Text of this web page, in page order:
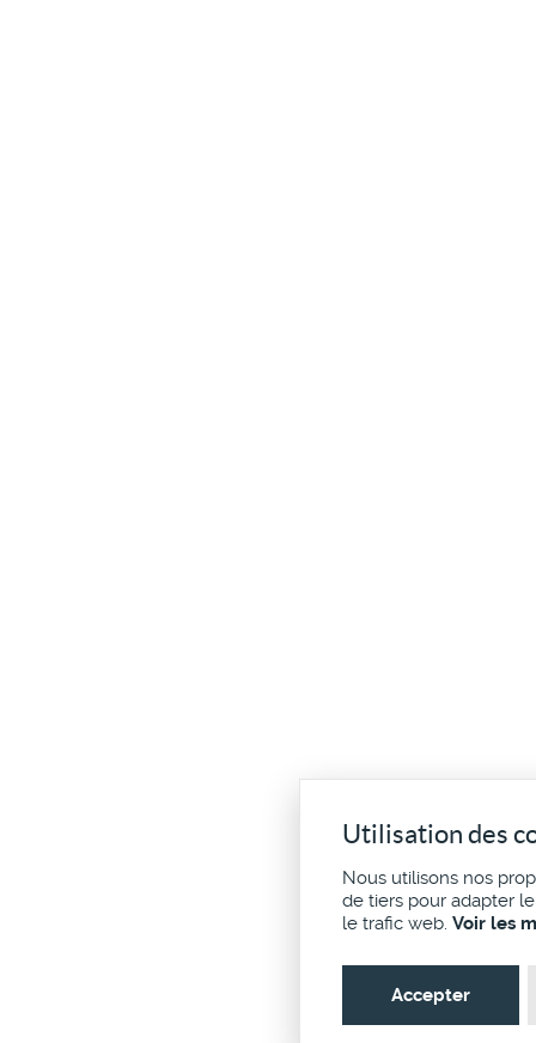
Utilisation des
Nous utilisons nos
de tiers pour adapter
le trafic web. Voir les
Accepter